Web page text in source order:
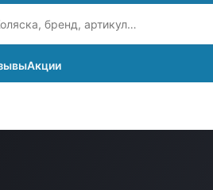
Акции